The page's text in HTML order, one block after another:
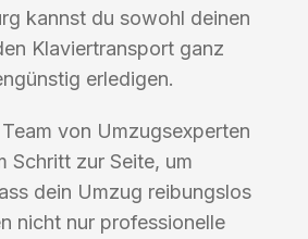
kannst du sowohl deinen
Klaviertransport ganz
erledigen.
von Umzugsexperten
Schritt zur Seite, um
dein Umzug reibungslos
nicht nur professionelle